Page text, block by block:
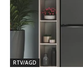
RTV/AGD